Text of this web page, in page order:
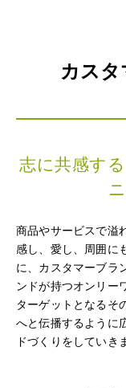
カス
志に共感す
商品やサービスで溢
感し、愛し、周囲に
に、カスタマーブラ
ンドが持つオンリー
ターゲットとなるそ
へと伝播するように
ドづくりをしていき